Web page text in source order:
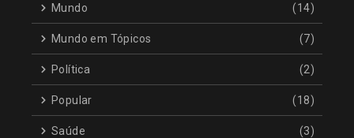
Mundo (14)
Mundo em Tópicos (7)
Política (2)
Popular (18)
Saúde (3)